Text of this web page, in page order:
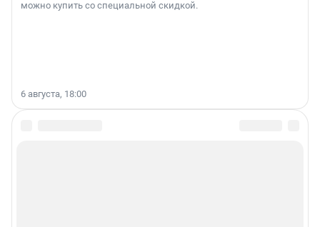
можно купить со специальной скидкой.
6 августа, 18:00